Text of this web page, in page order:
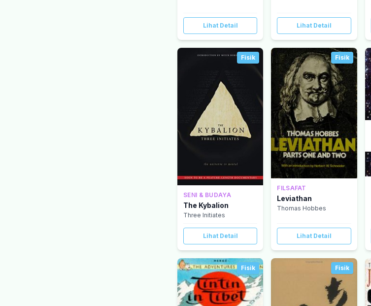
Lihat Detail Lihat Detail
Fisik
SENI & BUDAYA
The Kybalion
Three Initiates
Lihat Detail
Fisik
FILSAFAT
Leviathan
Thomas Hobbes
Lihat Detail
Fisik Fisik